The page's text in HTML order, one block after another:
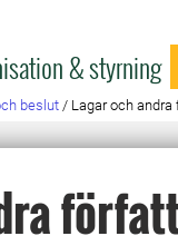
& styrning
beslut / Lagar och